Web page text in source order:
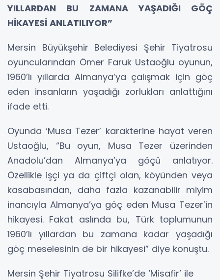
YILLARDAN BU ZAMANA YAŞADIĞI GÖÇ
HİKAYESİ ANLATILIYOR”
Mersin Büyükşehir Belediyesi Şehir Tiyatrosu
oyuncularından Ömer Faruk Ustaoğlu oyunun,
1960’lı yıllarda Almanya’ya çalışmak için göç
eden insanların yaşadığı zorlukları anlattığını
ifade etti.
Oyunda ‘Musa Tezer’ karakterine hayat veren
Ustaoğlu, “Bu oyun, Musa Tezer üzerinden
Anadolu’dan Almanya’ya göçü anlatıyor.
Özellikle işçi ya da çiftçi olan, köyünden veya
kasabasından, daha fazla kazanabilir miyim
inancıyla Almanya’ya göç eden Musa Tezer’in
hikayesi. Fakat aslında bu, Türk toplumunun
1960’lı yıllardan bu zamana kadar yaşadığı
göç meselesinin de bir hikayesi” diye konuştu.
Mersin Şehir Tiyatrosu Silifke’de ‘Misafir’ ile